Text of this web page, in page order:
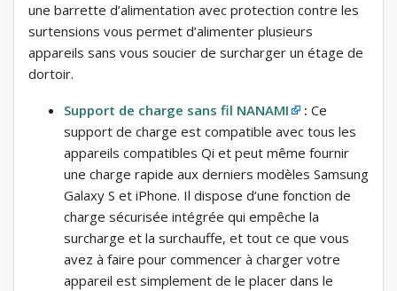
une barrette d’alimentation avec protection contre les
surtensions vous permet d’alimenter plusieurs
appareils sans vous soucier de surcharger un étage de
dortoir.
Support de charge sans fil NANAMI : Ce
support de charge est compatible avec tous les
appareils compatibles Qi et peut même fournir
une charge rapide aux derniers modèles Samsung
Galaxy S et iPhone. Il dispose d’une fonction de
charge sécurisée intégrée qui empêche la
surcharge et la surchauffe, et tout ce que vous
avez à faire pour commencer à charger votre
appareil est simplement de le placer dans le